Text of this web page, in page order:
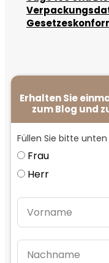
Erhalten Sie
zum Blog und
Füllen Sie bitte unten
Frau
Herr